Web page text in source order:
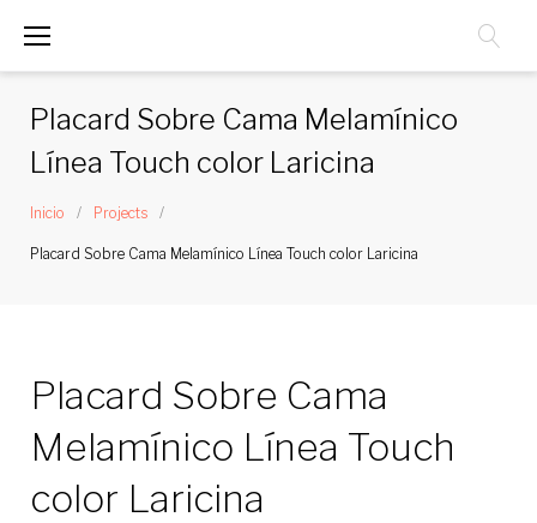
Placard Sobre Cama Melamínico
Línea Touch color Laricina
Inicio / Projects /
Placard Sobre Cama Melamínico Línea Touch color Laricina
Placard Sobre Cama
Melamínico Línea Touch
color Laricina